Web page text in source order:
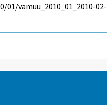
vamuu_2010_01_2010-02-